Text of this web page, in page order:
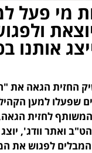
מי פעל
אותנו
החזית הגאה את
שפעלו למען
לחזית הגאה,
ואתר וודג',
המבלים לפגוש את